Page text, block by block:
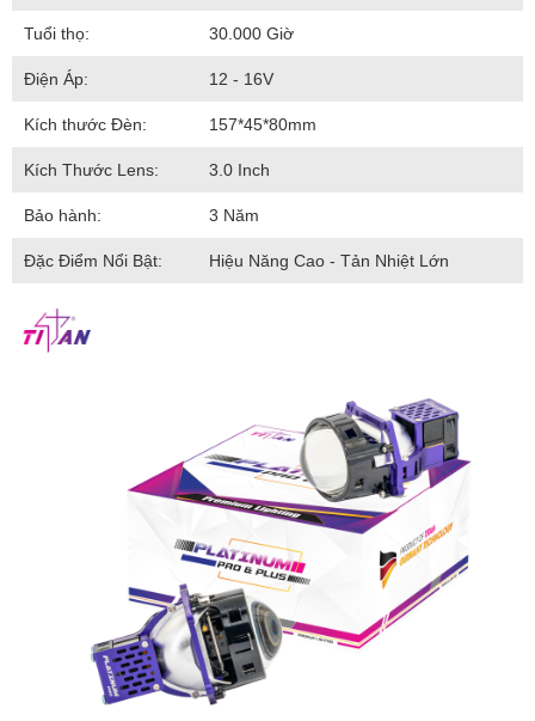
Tuổi thọ: 30.000 Giờ
Điện Áp: 12 - 16V
Kích thước Đèn: 157*45*80mm
Kích Thước Lens: 3.0 Inch
Bảo hành: 3 Năm
Đặc Điểm Nổi Bật: Hiệu Năng Cao - Tản Nhiệt Lớn